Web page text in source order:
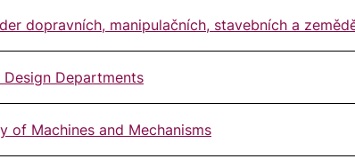
dopravních, manipulačních, stavebních a
Departments
of Machines and Mechanisms